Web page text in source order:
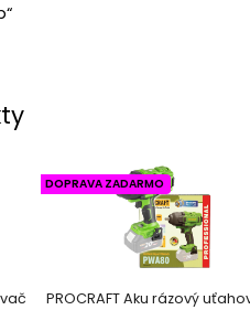
PROCRAFT Aku rázový
DOPRAVA ZADARMO